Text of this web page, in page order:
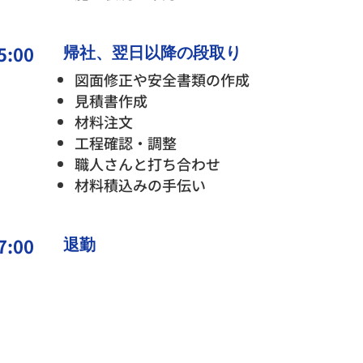
帰社、翌日以降の段取り
図面修正や安全書類の作成
見積書作成
材料注文
工程確認・調整
職人さんと打ち合わせ
材料積込みの手伝い
退勤